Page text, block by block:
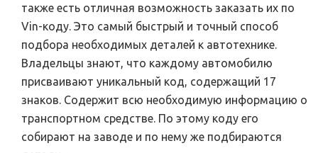
также есть отличная возможность заказать их по
Vin-коду. Это самый быстрый и точный способ
подбора необходимых деталей к автотехнике.
Владельцы знают, что каждому автомобилю
присваивают уникальный код, содержащий 17
знаков. Содержит всю необходимую информацию о
транспортном средстве. По этому коду его
собирают на заводе и по нему же подбираются